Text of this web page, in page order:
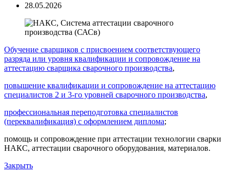
28.05.2026
Обучение сварщиков с присвоением соответствующего
разряда или уровня квалификации и сопровождение на
аттестацию сварщика сварочного производства,
повышение квалификации и сопровождение на аттестацию
специалистов 2 и 3-го уровней сварочного производства,
профессиональная переподготовка специалистов
(переквалификация) с оформлением диплома;
помощь и сопровождение при аттестации технологии сварки
НАКС, аттестации сварочного оборудования, материалов.
Закрыть